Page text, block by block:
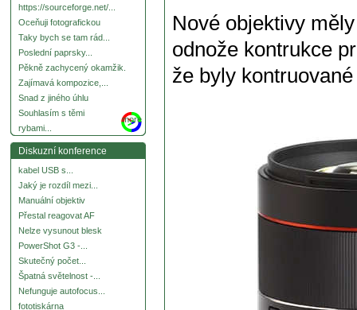
https://sourceforge.net/...
Oceňuji fotografickou
Taky bych se tam rád...
Poslední paprsky...
Pěkně zachycený okamžik.
Zajímavá kompozice,...
Snad z jiného úhlu
Souhlasím s těmi
rybami...
more
Diskuzní konference
kabel USB s...
Jaký je rozdíl mezi...
Manuální objektiv
Přestal reagovat AF
Nelze vysunout blesk
PowerShot G3 -...
Skutečný počet...
Špatná světelnost -...
Nefunguje autofocus...
fototiskárna
Nové objektivy
odnože kontrukce
že byly